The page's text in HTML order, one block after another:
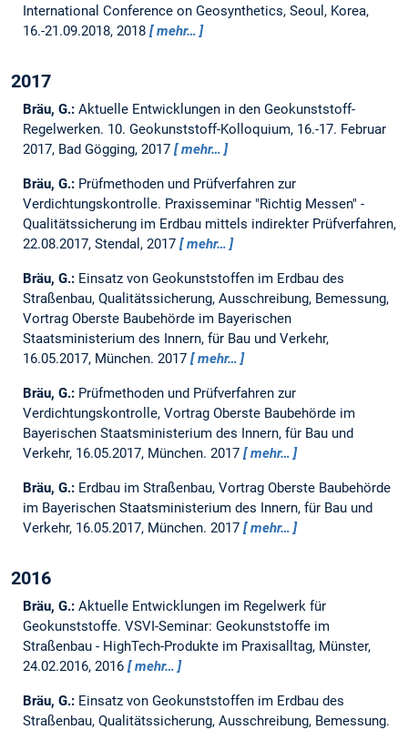
International Conference on Geosynthetics, Seoul, Korea,
16.-21.09.2018, 2018
mehr…
2017
Bräu, G.: Aktuelle Entwicklungen in den Geokunststoff-
Regelwerken. 10. Geokunststoff-Kolloquium, 16.-17. Februar
2017, Bad Gögging, 2017
mehr…
Bräu, G.: Prüfmethoden und Prüfverfahren zur
Verdichtungskontrolle. Praxisseminar "Richtig Messen" -
Qualitätssicherung im Erdbau mittels indirekter Prüfverfahren,
22.08.2017, Stendal, 2017
mehr…
Bräu, G.: Einsatz von Geokunststoffen im Erdbau des
Straßenbau, Qualitätssicherung, Ausschreibung, Bemessung,
Vortrag Oberste Baubehörde im Bayerischen
Staatsministerium des Innern, für Bau und Verkehr,
16.05.2017, München. 2017 mehr…
Bräu, G.: Prüfmethoden und Prüfverfahren zur
Verdichtungskontrolle, Vortrag Oberste Baubehörde im
Bayerischen Staatsministerium des Innern, für Bau und
Verkehr, 16.05.2017, München. 2017 mehr…
Bräu, G.: Erdbau im Straßenbau, Vortrag Oberste Baubehörde
im Bayerischen Staatsministerium des Innern, für Bau und
Verkehr, 16.05.2017, München. 2017 mehr…
2016
Bräu, G.: Aktuelle Entwicklungen im Regelwerk für
Geokunststoffe. VSVI-Seminar: Geokunststoffe im
Straßenbau - HighTech-Produkte im Praxisalltag, Münster,
24.02.2016, 2016
mehr…
Bräu, G.: Einsatz von Geokunststoffen im Erdbau des
Straßenbau, Qualitätssicherung, Ausschreibung, Bemessung.